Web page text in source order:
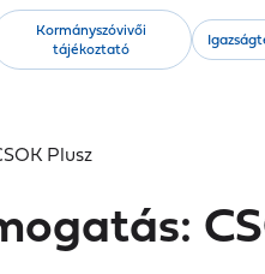
Kormányszóvivői
tájékoztató
Plusz